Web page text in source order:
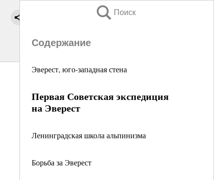
Поиск
Содержание
Эверест, юго-западная стена
Первая Советская экспедиция
на Эверест
Ленинградская школа альпинизма
Борьба за Эверест